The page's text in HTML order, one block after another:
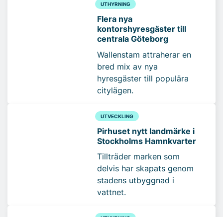
UTHYRNING
Flera nya
kontorshyresgäster till
centrala Göteborg
Wallenstam attraherar en
bred mix av nya
hyresgäster till populära
citylägen.
UTVECKLING
Pirhuset nytt landmärke i
Stockholms Hamnkvarter
Tillträder marken som
delvis har skapats genom
stadens utbyggnad i
vattnet.